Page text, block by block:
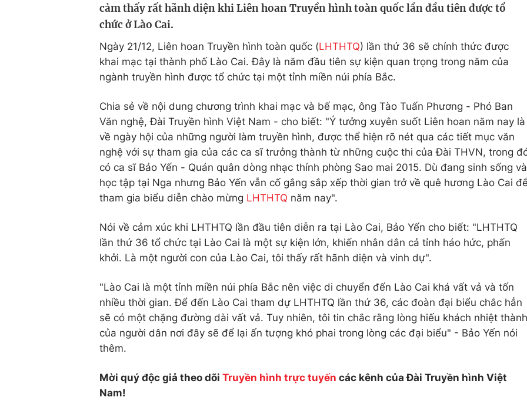
cảm thấy rất hãnh diện khi Liên hoan Truyền hình toàn quốc lần đầu tiên được tổ
chức ở Lào Cai.
Ngày 21/12, Liên hoan Truyền hình toàn quốc (LHTHTQ) lần thứ 36 sẽ chính thức được
khai mạc tại thành phố Lào Cai. Đây là năm đầu tiên sự kiện quan trọng trong năm của
ngành truyền hình được tổ chức tại một tỉnh miền núi phía Bắc.
Chia sẻ về nội dung chương trình khai mạc và bế mạc, ông Tào Tuấn Phương - Phó Ban
Văn nghệ, Đài Truyền hình Việt Nam - cho biết: "Ý tưởng xuyên suốt Liên hoan năm nay là
về ngày hội của những người làm truyền hình, được thể hiện rõ nét qua các tiết mục văn
nghệ với sự tham gia của các ca sĩ trưởng thành từ những cuộc thi của Đài THVN, trong
có ca sĩ Bảo Yến - Quán quân dòng nhạc thính phòng Sao mai 2015. Dù đang sinh sống và
học tập tại Nga nhưng Bảo Yến vẫn cố gắng sắp xếp thời gian trở về quê hương Lào Cai
tham gia biểu diễn chào mừng LHTHTQ năm nay".
Nói về cảm xúc khi LHTHTQ lần đầu tiên diễn ra tại Lào Cai, Bảo Yến cho biết: "LHTHTQ
lần thứ 36 tổ chức tại Lào Cai là một sự kiện lớn, khiến nhân dân cả tỉnh háo hức, phấn
khởi. Là một người con của Lào Cai, tôi thấy rất hãnh diện và vinh dự".
"Lào Cai là một tỉnh miền núi phía Bắc nên việc di chuyển đến Lào Cai khá vất vả và tốn
nhiều thời gian. Để đến Lào Cai tham dự LHTHTQ lần thứ 36, các đoàn đại biểu chắc hẳn
sẽ có một chặng đường dài vất vả. Tuy nhiên, tôi tin chắc rằng lòng hiếu khách nhiệt thành
của người dân nơi đây sẽ để lại ấn tượng khó phai trong lòng các đại biểu" - Bảo Yến nói
thêm.
Mời quý độc giả theo dõi Truyền hình trực tuyến các kênh của Đài Truyền hình Việt
Nam!